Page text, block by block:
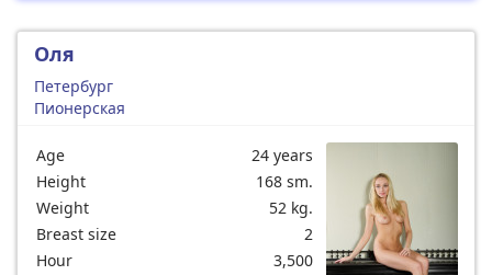
Оля
Петербург
Пионерская
Age
24 years
Height
168 sm.
Weight
52 kg.
Breast size
2
Hour
3,500